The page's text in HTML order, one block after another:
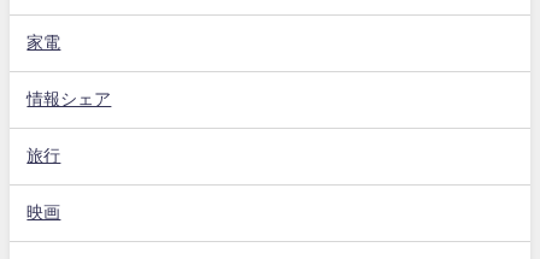
家電
情報シェア
旅行
映画